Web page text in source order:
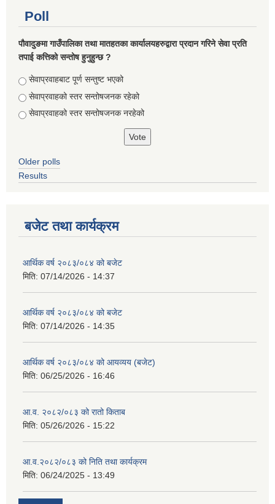
Poll
पौवादुङमा गाउँपालिका तथा मातहतका कार्यालयहरुद्वारा प्रदान गरिने सेवा प्रति
तपाई कत्तिको सन्तोष हुनुहुन्छ ?
Choices
सेवाप्रवाहबाट पूर्ण सन्तुष्ट भएको
सेवाप्रवाहको स्तर सन्तोषजनक रहेको
सेवाप्रवाहको स्तर सन्तोषजनक नरहेको
Older polls
Results
बजेट तथा कार्यक्रम
आर्थिक वर्ष २०८३/०८४ को बजेट
मिति: 07/14/2026 - 14:37
आर्थिक वर्ष २०८३/०८४ को बजेट
मिति: 07/14/2026 - 14:35
आर्थिक वर्ष २०८३/०८४ को आयव्यय (बजेट)
मिति: 06/25/2026 - 16:46
आ.व. २०८२/०८३ को रातो किताब
मिति: 05/26/2026 - 15:22
आ.व.२०८२/०८३ को निति तथा कार्यक्रम
मिति: 06/24/2025 - 13:49